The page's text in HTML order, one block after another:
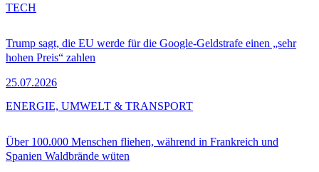
Trump sagt, die EU werde für die Google-Geldstrafe einen „sehr
hohen Preis“ zahlen
25.07.2026
TECH
Über 100.000 Menschen fliehen, während in Frankreich und
Spanien Waldbrände wüten
ENERGIE, UMWELT & TRANSPORT